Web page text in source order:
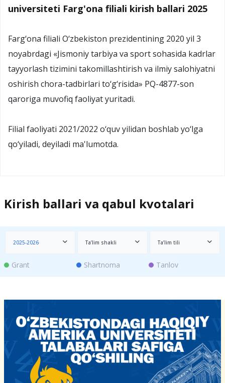
universiteti Farg'ona filiali kirish ballari 2025
Farg‘ona filiali O‘zbekiston prezidentining 2020 yil 3
noyabrdagi «Jismoniy tarbiya va sport sohasida kadrlar
tayyorlash tizimini takomillashtirish va ilmiy salohiyatni
oshirish chora-tadbirlari to‘g‘risida» PQ-4877-son
qaroriga muvofiq faoliyat yuritadi.
Filial faoliyati 2021/2022 o‘quv yilidan boshlab yo‘lga
qo‘yiladi, deyiladi ma'lumotda.
Kirish ballari va qabul kvotalari
2025-2026 Ta’lim shakli Ta’lim tili
Grant Shartnoma Tanlov